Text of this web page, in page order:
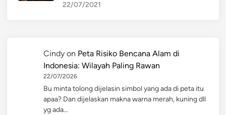
22/07/2021
Cindy on Peta Risiko Bencana Alam di
Indonesia: Wilayah Paling Rawan
22/07/2026
Bu minta tolong dijelasin simbol yang ada di peta itu
apaa? Dan dijelaskan makna warna merah, kuning dll
yg ada…